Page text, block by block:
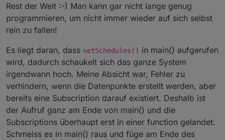
Rest der Welt :-) Man kann gar nicht lange genug
programmieren, um nicht immer wieder auf sich selbst
rein zu fallen!
Es liegt daran, dass setSchedules() in main() aufgerufen
wird, dadurch schaukelt sich das ganze System
irgendwann hoch. Meine Absicht war, Fehler zu
verhindern, wenn die Datenpunkte erstellt werden, aber
bereits eine Subscription darauf existiert. Deshalb ist
der Aufruf ganz am Ende von main() und die
Subscriptions überhaupt erst in einer function gelandet.
Schmeiss es in main() raus und füge am Ende des